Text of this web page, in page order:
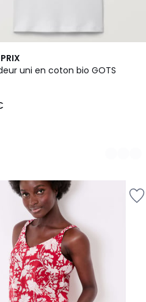
uni en coton bio GOTS